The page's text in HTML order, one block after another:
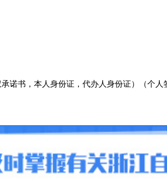
诺书，本人身份证，代办人身份证）（个人